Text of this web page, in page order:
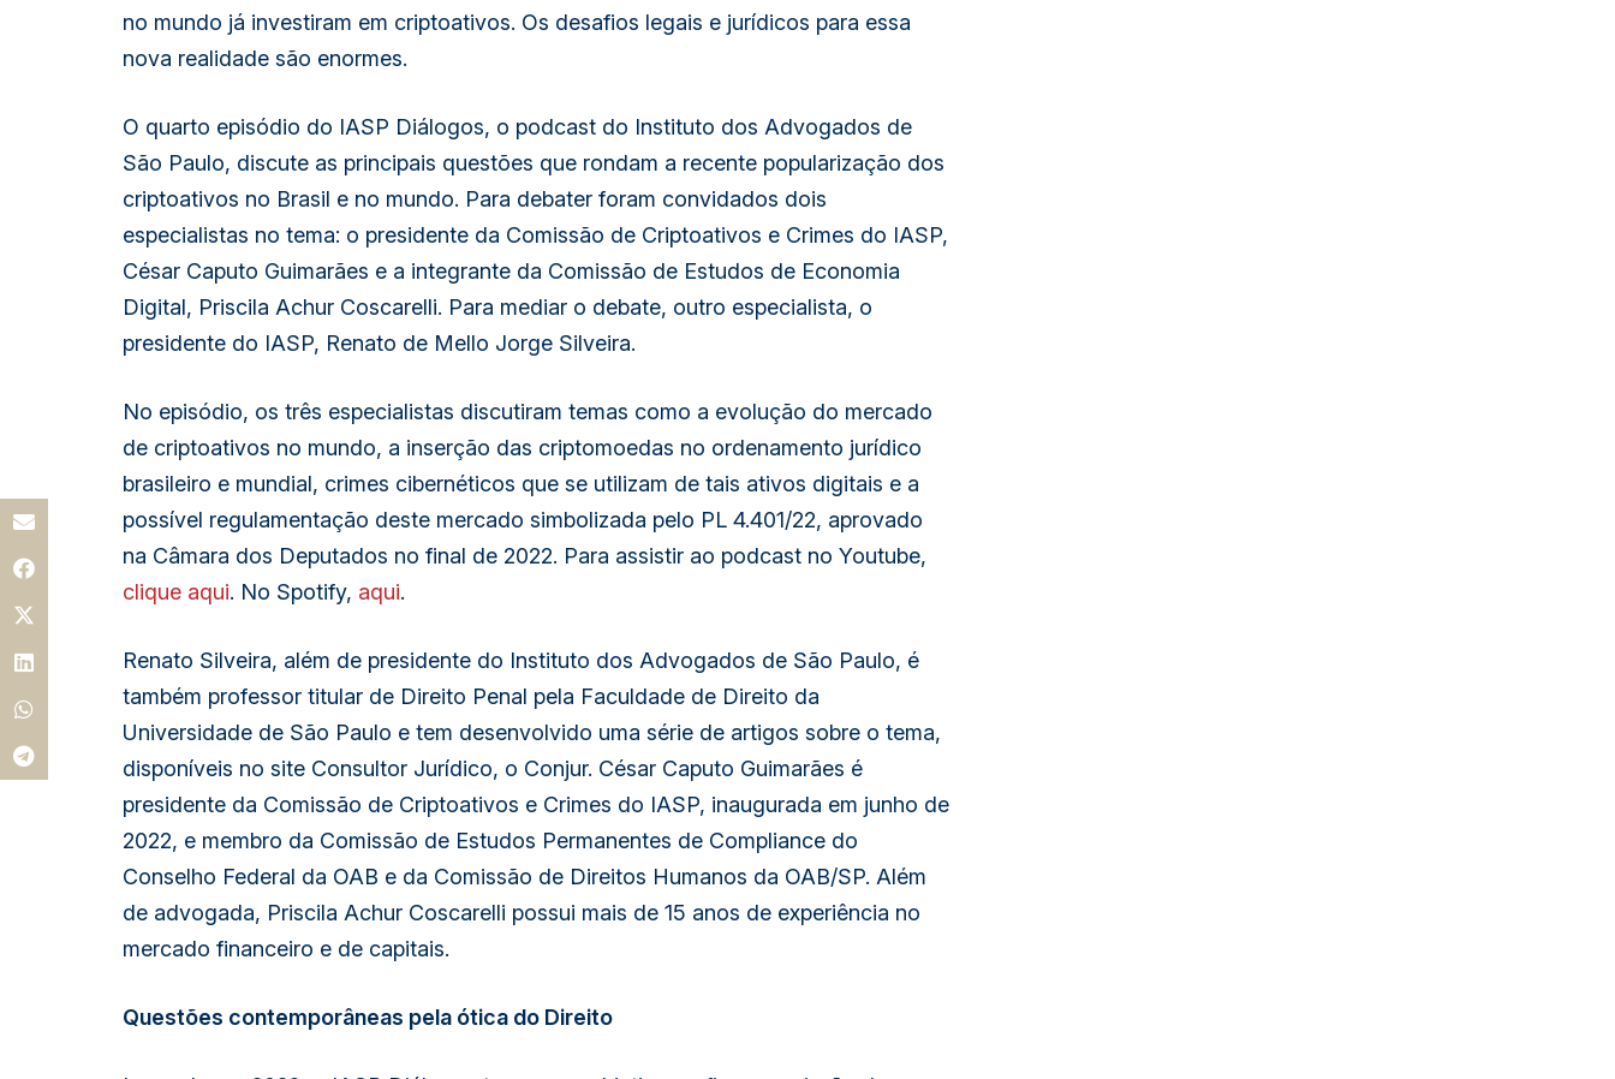
no mundo já investiram em criptoativos. Os desafios legais e jurídicos para essa
nova realidade são enormes.
O quarto episódio do IASP Diálogos, o podcast do Instituto dos Advogados de
São Paulo, discute as principais questões que rondam a recente popularização dos
criptoativos no Brasil e no mundo. Para debater foram convidados dois
especialistas no tema: o presidente da Comissão de Criptoativos e Crimes do IASP,
César Caputo Guimarães e a integrante da Comissão de Estudos de Economia
Digital, Priscila Achur Coscarelli. Para mediar o debate, outro especialista, o
presidente do IASP, Renato de Mello Jorge Silveira.
No episódio, os três especialistas discutiram temas como a evolução do mercado
de criptoativos no mundo, a inserção das criptomoedas no ordenamento jurídico
brasileiro e mundial, crimes cibernéticos que se utilizam de tais ativos digitais e a
possível regulamentação deste mercado simbolizada pelo PL 4.401/22, aprovado
na Câmara dos Deputados no final de 2022. Para assistir ao podcast no Youtube,
clique aqui. No Spotify, aqui.
Renato Silveira, além de presidente do Instituto dos Advogados de São Paulo, é
também professor titular de Direito Penal pela Faculdade de Direito da
Universidade de São Paulo e tem desenvolvido uma série de artigos sobre o tema,
disponíveis no site Consultor Jurídico, o Conjur. César Caputo Guimarães é
presidente da Comissão de Criptoativos e Crimes do IASP, inaugurada em junho de
2022, e membro da Comissão de Estudos Permanentes de Compliance do
Conselho Federal da OAB e da Comissão de Direitos Humanos da OAB/SP. Além
de advogada, Priscila Achur Coscarelli possui mais de 15 anos de experiência no
mercado financeiro e de capitais.
Questões contemporâneas pela ótica do Direito